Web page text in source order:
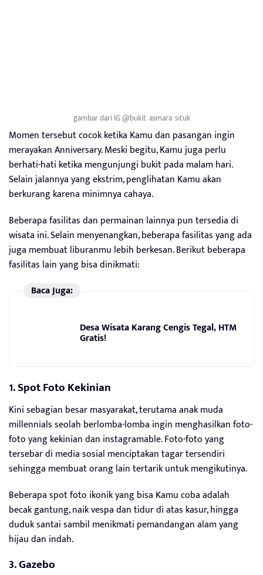
gambar dari IG @bukit_asmara_situk
Momen tersebut cocok ketika Kamu dan pasangan ingin
merayakan Anniversary. Meski begitu, Kamu juga perlu
berhati-hati ketika mengunjungi bukit pada malam hari.
Selain jalannya yang ekstrim, penglihatan Kamu akan
berkurang karena minimnya cahaya.
Beberapa fasilitas dan permainan lainnya pun tersedia di
wisata ini. Selain menyenangkan, beberapa fasilitas yang ada
juga membuat liburanmu lebih berkesan. Berikut beberapa
fasilitas lain yang bisa dinikmati:
Baca Juga:
Desa Wisata Karang Cengis Tegal, HTM
Gratis!
1. Spot Foto Kekinian
Kini sebagian besar masyarakat, terutama anak muda
millennials seolah berlomba-lomba ingin menghasilkan foto-
foto yang kekinian dan instagramable. Foto-foto yang
tersebar di media sosial menciptakan tagar tersendiri
sehingga membuat orang lain tertarik untuk mengikutinya.
Beberapa spot foto ikonik yang bisa Kamu coba adalah
becak gantung, naik vespa dan tidur di atas kasur, hingga
duduk santai sambil menikmati pemandangan alam yang
hijau dan indah.
3. Gazebo